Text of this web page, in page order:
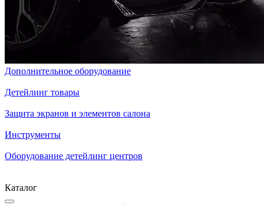
Дополнительное оборудование
Детейлинг товары
Защита экранов и элементов салона
Инструменты
Оборудование детейлинг центров
Каталог